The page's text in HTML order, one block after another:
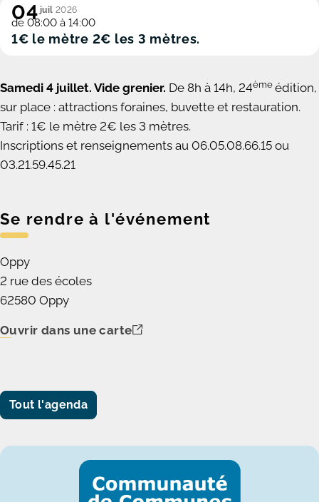
04juil 2026
de 08:00 à 14:00
1€ le mètre 2€ les 3 mètres.
Samedi 4 juillet. Vide grenier. De 8h à 14h, 24ème édition,
sur place : attractions foraines, buvette et restauration.
Tarif : 1€ le mètre 2€ les 3 mètres.
Inscriptions et renseignements au 06.05.08.66.15 ou
03.21.59.45.21
Se rendre à l'événement
Oppy
2 rue des écoles
62580 Oppy
Ouvrir dans une carte
Tout l'agenda